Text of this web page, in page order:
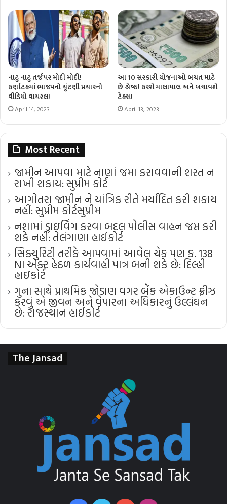
નાટુ નાટુ તર્જ પર મોદી મોદી!
કર્ણાટકમાં ભાજપનો ચૂંટણી પ્રચારનો
વીડિયો વાયરલ!
April 14, 2023
આ 10 સરકારી યોજનાઓ બચત માટે
છે શ્રેષ્ઠ! કરશે માલામાલ અને બચાવશે
ટેક્સ!
April 13, 2023
Most Recent
જામીન આપવા માટે નાણાં જમા કરાવવાની શરત ન
રાખી શકાય: સુપ્રીમ કોર્ટ
આગોતરા જામીન ને યાંત્રિક રીતે મર્યાદિત કરી શકાય
નહીં: સુપ્રીમ કોર્ટ​સુપ્રીમ
નશામાં ડ્રાઇવિંગ કરવા બદલ પોલીસ વાહન જપ્ત કરી
શકે નહીં: તેલંગાણા હાઈકોર્ટ
સિક્યુરિટી તરીકે આપવામાં આવેલ ચેક પણ ક. 138
NI એક્ટ હેઠળ કાર્યવાહી પાત્ર બની શકે છે: દિલ્હી
હાઇકોર્ટ
ગુના સાથે પ્રાથમિક જોડાણ વગર બેંક એકાઉન્ટ ફ્રીઝ
કરવું એ જીવન અને વેપારના અધિકારનું ઉલ્લંઘન
છે: રાજસ્થાન હાઈકોર્ટ
The Jansad